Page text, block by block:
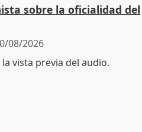
sobre la oficialidad del
08/2026